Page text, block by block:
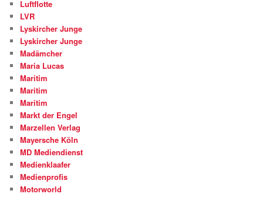
Luftflotte
LVR
Lyskircher Junge
Lyskircher Junge
Madämcher
Maria Lucas
Maritim
Maritim
Maritim
Markt der Engel
Marzellen Verlag
Mayersche Köln
MD Mediendienst
Medienklaafer
Medienprofis
Motorworld